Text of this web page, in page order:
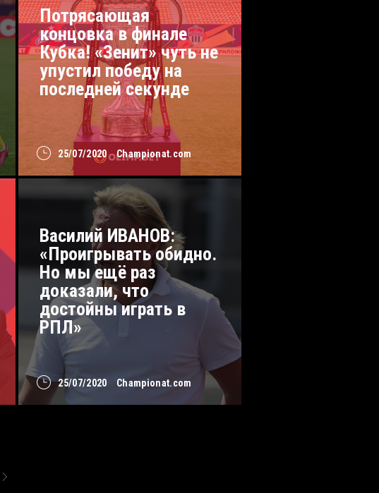
25/07/2020 Championat.com
Потрясающая
концовка в финале
Кубка! «Зенит» чуть не
упустил победу на
последней секунде
25/07/2020 Championat.com
Василий ИВАНОВ:
«Проигрывать обидно.
Но мы ещё раз
доказали, что
достойны играть в
РПЛ»